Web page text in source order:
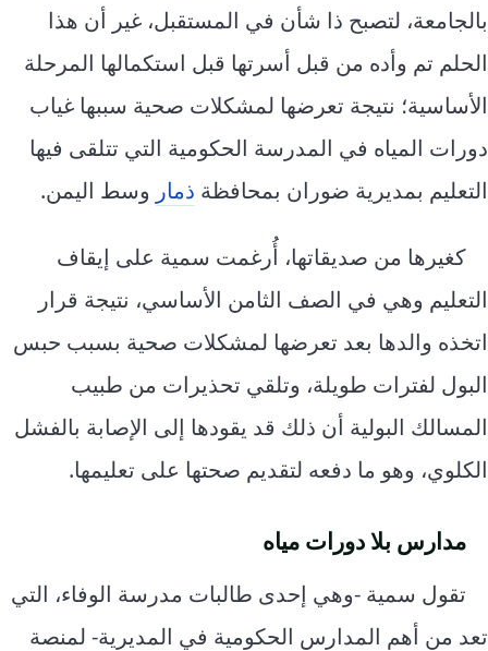
بالجامعة، لتصبح ذا شأن في المستقبل، غير أن هذا
الحلم تم وأده من قبل أسرتها قبل استكمالها المرحلة
الأساسية؛ نتيجة تعرضها لمشكلات صحية سببها غياب
دورات المياه في المدرسة الحكومية التي تتلقى فيها
التعليم بمديرية ضوران بمحافظة ذمار وسط اليمن.
كغيرها من صديقاتها، أُرغمت سمية على إيقاف
التعليم وهي في الصف الثامن الأساسي، نتيجة قرار
اتخذه والدها بعد تعرضها لمشكلات صحية بسبب حبس
البول لفترات طويلة، وتلقي تحذيرات من طبيب
المسالك البولية أن ذلك قد يقودها إلى الإصابة بالفشل
الكلوي، وهو ما دفعه لتقديم صحتها على تعليمها.
مدارس بلا دورات مياه
تقول سمية -وهي إحدى طالبات مدرسة الوفاء، التي
تعد من أهم المدارس الحكومية في المديرية- لمنصة